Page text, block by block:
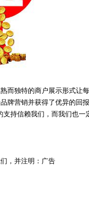
独特的商户展示形式让
牌营销并获得了优异的回
持信赖我们，而我们也一
，并注明：广告